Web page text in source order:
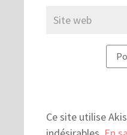
Ce site utilise